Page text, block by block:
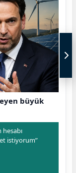
büyük
hesabı
istiyorum”